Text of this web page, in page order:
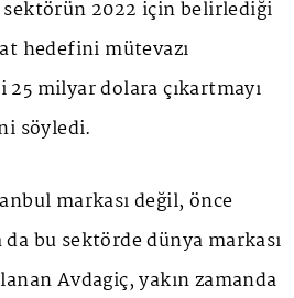
2022 için belirlediği
hedefini mütevazı
milyar dolara çıkartmayı
söyledi.
markası değil, önce
bu sektörde dünya markası
Avdagiç, yakın zamanda